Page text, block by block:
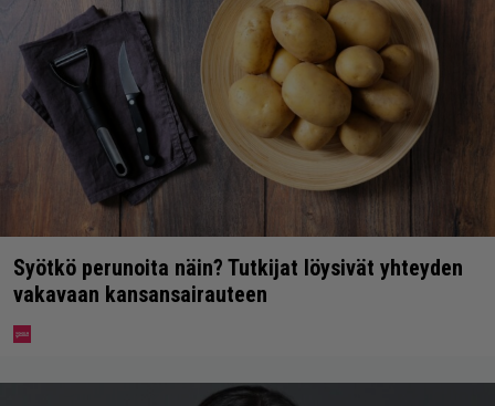
Syötkö perunoita näin? Tutkijat löysivät yhteyden
vakavaan kansansairauteen